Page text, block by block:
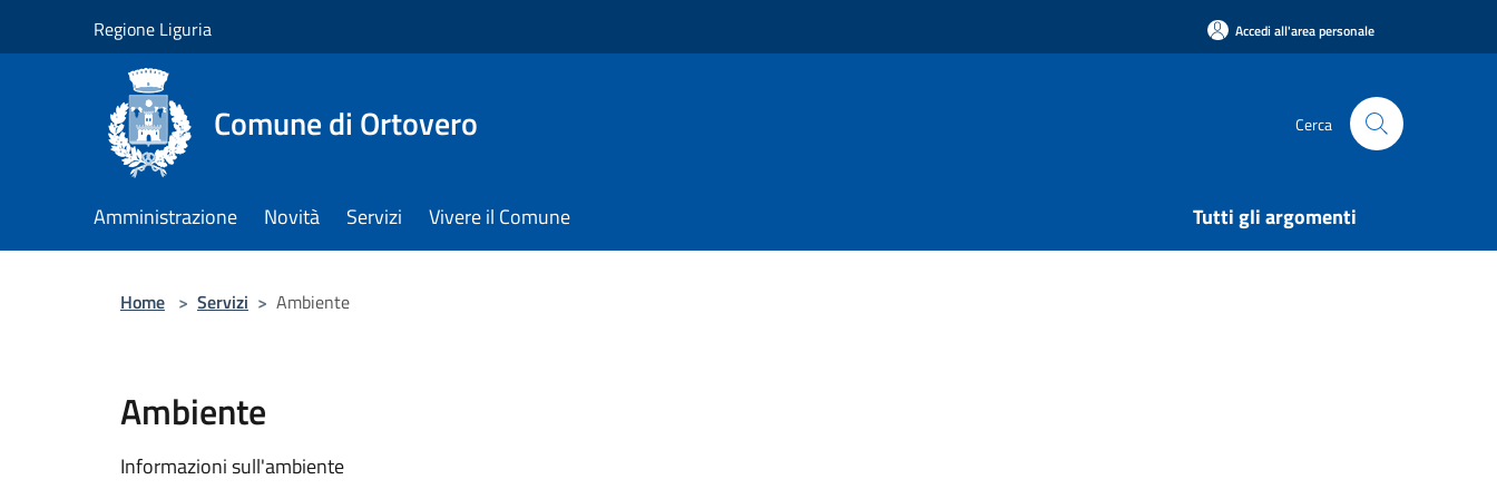
Regione Liguria Accedi all'area personale
Comune di Ortovero Cerca
Amministrazione Novità Servizi Vivere il Comune Tutti gli argomenti
Home > Servizi > Ambiente
Ambiente
Informazioni sull'ambiente